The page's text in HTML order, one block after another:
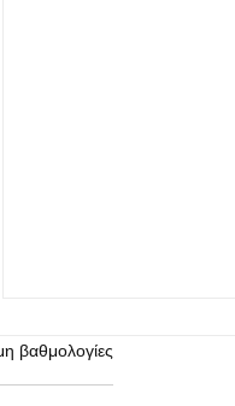
βαθμολογίες